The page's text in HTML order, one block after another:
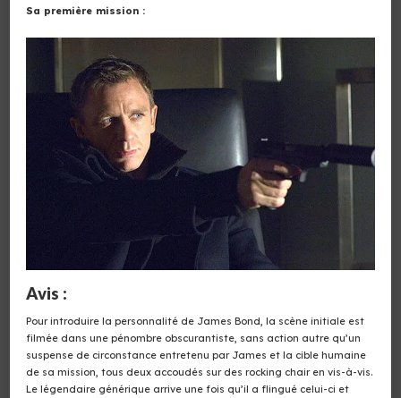
Sa première mission :
Avis :
Pour introduire la personnalité de James Bond, la scène initiale est
filmée dans une pénombre obscurantiste, sans action autre qu’un
suspense de circonstance entretenu par James et la cible humaine
de sa mission, tous deux accoudés sur des rocking chair en vis-à-vis.
Le légendaire générique arrive une fois qu’il a flingué celui-ci et